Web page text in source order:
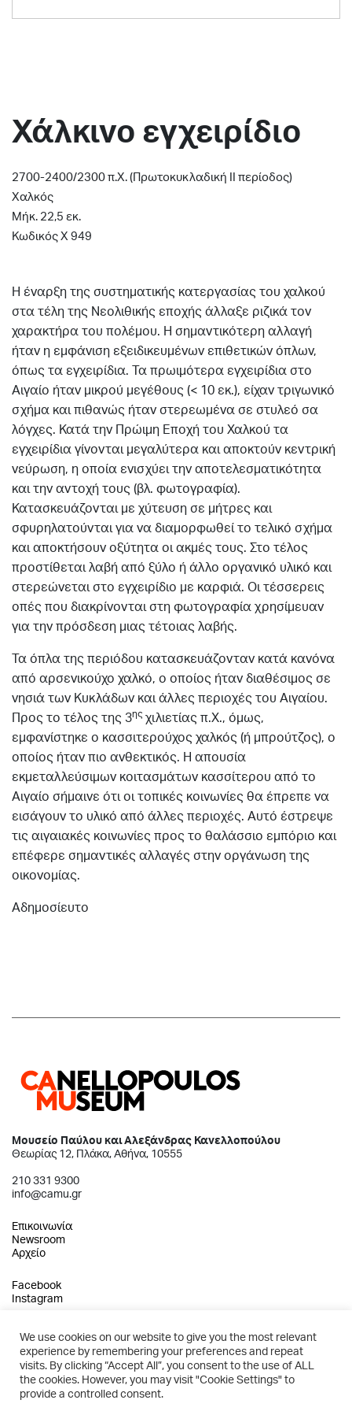
Χάλκινο εγχειρίδιο
2700-2400/2300 π.Χ. (Πρωτοκυκλαδική ΙΙ περίοδος)
Xαλκός
Μήκ. 22,5 εκ.
Κωδικός Χ 949
Η έναρξη της συστηματικής κατεργασίας του χαλκού
στα τέλη της Νεολιθικής εποχής άλλαξε ριζικά τον
χαρακτήρα του πολέμου. Η σημαντικότερη αλλαγή
ήταν η εμφάνιση εξειδικευμένων επιθετικών όπλων,
όπως τα εγχειρίδια. Τα πρωιμότερα εγχειρίδια στο
Αιγαίο ήταν μικρού μεγέθους (< 10 εκ.), είχαν τριγωνικό
σχήμα και πιθανώς ήταν στερεωμένα σε στυλεό σα
λόγχες. Κατά την Πρώιμη Εποχή του Χαλκού τα
εγχειρίδια γίνονται μεγαλύτερα και αποκτούν κεντρική
νεύρωση, η οποία ενισχύει την αποτελεσματικότητα
και την αντοχή τους (βλ. φωτογραφία).
Κατασκευάζονται με χύτευση σε μήτρες και
σφυρηλατούνται για να διαμορφωθεί το τελικό σχήμα
και αποκτήσουν οξύτητα οι ακμές τους. Στο τέλος
προστίθεται λαβή από ξύλο ή άλλο οργανικό υλικό και
στερεώνεται στο εγχειρίδιο με καρφιά. Οι τέσσερεις
οπές που διακρίνονται στη φωτογραφία χρησίμευαν
για την πρόσδεση μιας τέτοιας λαβής.
Τα όπλα της περιόδου κατασκευάζονταν κατά κανόνα
από αρσενικούχο χαλκό, ο οποίος ήταν διαθέσιμος σε
νησιά των Κυκλάδων και άλλες περιοχές του Αιγαίου.
Προς το τέλος της 3ης χιλιετίας π.Χ., όμως,
εμφανίστηκε ο κασσιτερούχος χαλκός (ή μπρούτζος), ο
οποίος ήταν πιο ανθεκτικός. Η απουσία
εκμεταλλεύσιμων κοιτασμάτων κασσίτερου από το
Αιγαίο σήμαινε ότι οι τοπικές κοινωνίες θα έπρεπε να
εισάγουν το υλικό από άλλες περιοχές. Αυτό έστρεψε
τις αιγαιακές κοινωνίες προς το θαλάσσιο εμπόριο και
επέφερε σημαντικές αλλαγές στην οργάνωση της
οικονομίας.
Αδημοσίευτο
Μουσείο Παύλου και Αλεξάνδρας Κανελλοπούλου
Θεωρίας 12, Πλάκα, Αθήνα, 10555
210 331 9300
info@camu.gr
Επικοινωνία
Newsroom
Αρχείο
Facebook
Instagram
2026 © Μουσείο Παύλου και Αλεξάνδρας Κανελλοπούλου
Πολιτική Απορρήτου
Όροι Χρήσης
We use cookies on our website to give you the most relevant
experience by remembering your preferences and repeat
visits. By clicking “Accept All”, you consent to the use of ALL
the cookies. However, you may visit "Cookie Settings" to
provide a controlled consent.